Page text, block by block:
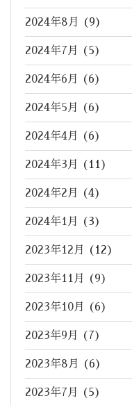
2024年8月 (9)
2024年7月 (5)
2024年6月 (6)
2024年5月 (6)
2024年4月 (6)
2024年3月 (11)
2024年2月 (4)
2024年1月 (3)
2023年12月 (12)
2023年11月 (9)
2023年10月 (6)
2023年9月 (7)
2023年8月 (6)
2023年7月 (5)